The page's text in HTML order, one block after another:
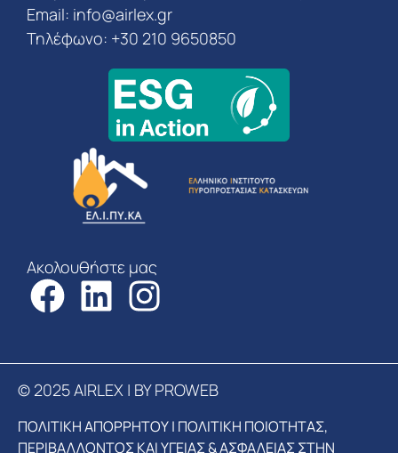
Email: info@airlex.gr
Τηλέφωνο: +30 210 9650850
Ακολουθήστε μας
© 2025 AIRLEX | BY PROWEB
ΠΟΛΙΤΙΚΗ ΑΠΟΡΡΗΤΟΥ| ΠΟΛΙΤΙΚΗ ΠΟΙΟΤΗΤΑΣ,
ΠΕΡΙΒΑΛΛΟΝΤΟΣ ΚΑΙ ΥΓΕΙΑΣ & ΑΣΦΑΛΕΙΑΣ ΣΤΗΝ